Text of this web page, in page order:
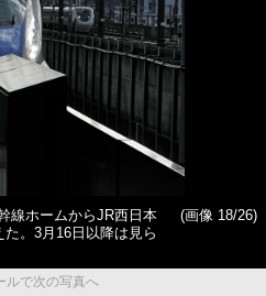
線ホームからJR西日本
。3月16日以降は見ら
(画像 18/26)
ルで次の写真へ